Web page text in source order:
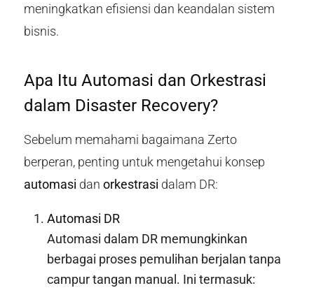
meningkatkan efisiensi dan keandalan sistem
bisnis.
Apa Itu Automasi dan Orkestrasi
dalam Disaster Recovery?
Sebelum memahami bagaimana Zerto
berperan, penting untuk mengetahui konsep
automasi dan orkestrasi dalam DR:
Automasi DR
Automasi dalam DR memungkinkan
berbagai proses pemulihan berjalan tanpa
campur tangan manual. Ini termasuk: